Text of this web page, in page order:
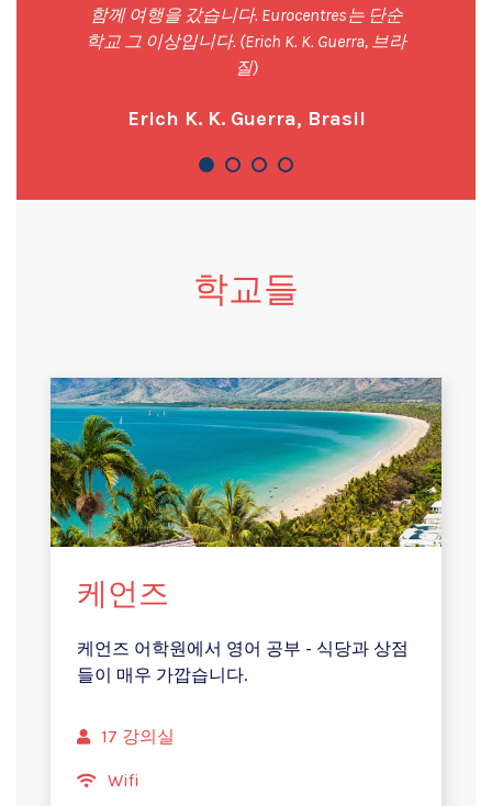
함께 여행을 갔습니다. Eurocentres는 단순
학교 그 이상입니다. (Erich K. K. Guerra, 브라
질)
Erich K. K. Guerra, Brasil
학교들
케언즈
케언즈 어학원에서 영어 공부 - 식당과 상점
들이 매우 가깝습니다.
17 강의실
Wifi